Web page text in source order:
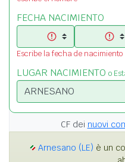
FECHA NACIMIENTO
Escribe la fecha de nacimiento
LUGAR NACIMIENTO o
CF dei nuovi
Arnesano (LE) è un